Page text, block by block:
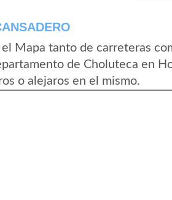
Mapa tanto de carreteras
de Choluteca en
o alejaros en el mismo.